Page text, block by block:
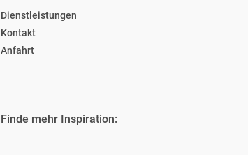
Dienstleistungen
Kontakt
Anfahrt
Finde mehr Inspiration: